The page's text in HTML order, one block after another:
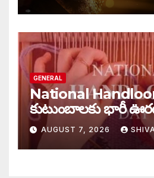
GENERAL
National
కుటుంబాలకు భారీ
AUGUST 7, 2026